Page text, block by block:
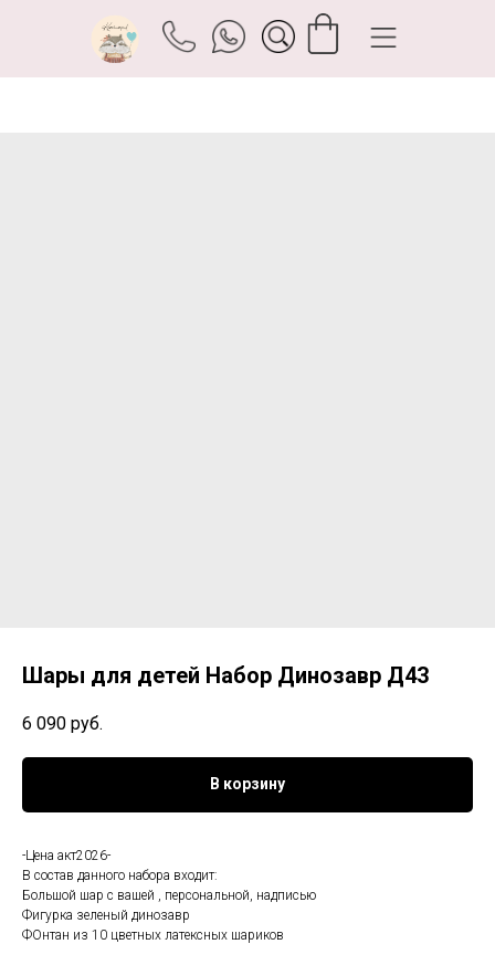
Шары для детей Набор Динозавр Д43
6 090 руб.
В корзину
-Цена акт2026-
В состав данного набора входит:
Большой шар с вашей , персональной, надписью
Фигурка зеленый динозавр
ФОнтан из 10 цветных латексных шариков